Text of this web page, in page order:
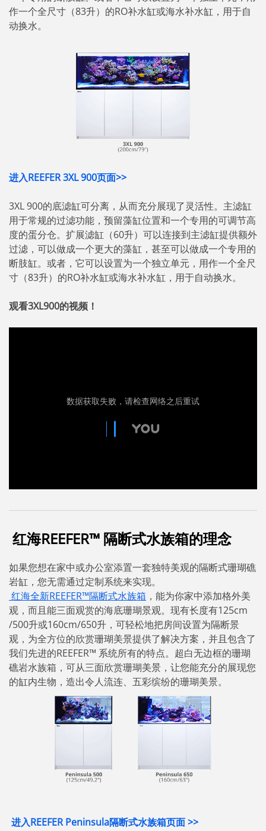
作一个全尺寸（83升）的RO补水缸或海水补水缸，用于自
动换水。
进入REEFER 3XL 900页面>>
3XL 900的底滤缸可分离，从而充分展现了灵活性。主滤缸
用于常规的过滤功能，预留藻缸位置和一个专用的可调节高
度的蛋分仓。扩展滤缸（60升）可以连接到主滤缸提供额外
过滤，可以做成一个更大的藻缸，甚至可以做成一个专用的
断肢缸。或者，它可以设置为一个独立单元，用作一个全尺
寸（83升）的RO补水缸或海水补水缸，用于自动换水。
观看3XL900的视频！
红海REEFER™ 隔断式水族箱的理念
如果您想在家中或办公室添置一套独特美观的隔断式珊瑚礁
岩缸，您无需通过定制系统来实现。
红海全新REEFER™隔断式水族箱 ，能为你家中添加格外美
观，而且能三面观赏的海底珊瑚景观。现有长度有125cm
/500升或160cm/650升，可轻松地把房间设置为隔断景
观，为全方位的欣赏珊瑚美景提供了解决方案，并且包含了
我们先进的REEFER™ 系统所有的特点。超白无边框的珊瑚
礁岩水族箱，可从三面欣赏珊瑚美景，让您能充分的展现您
的缸内生物，造出令人流连、五彩缤纷的珊瑚美景。
进入REEFER Peninsula隔断式水族箱页面 >>